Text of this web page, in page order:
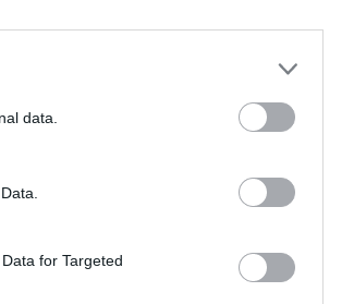
data.
for Targeted